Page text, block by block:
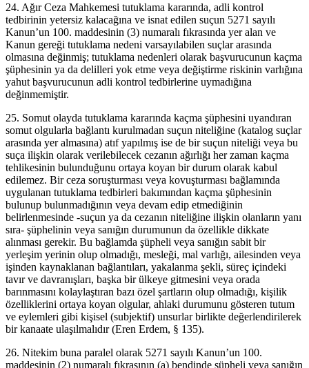
24. Ağır Ceza Mahkemesi tutuklama kararında, adli kontrol
tedbirinin yetersiz kalacağına ve isnat edilen suçun 5271 sayılı
Kanun’un 100. maddesinin (3) numaralı fıkrasında yer alan ve
Kanun gereği tutuklama nedeni varsayılabilen suçlar arasında
olmasına değinmiş; tutuklama nedenleri olarak başvurucunun kaçma
şüphesinin ya da delilleri yok etme veya değiştirme riskinin varlığına
yahut başvurucunun adli kontrol tedbirlerine uymadığına
değinmemiştir.
25. Somut olayda tutuklama kararında kaçma şüphesini uyandıran
somut olgularla bağlantı kurulmadan suçun niteliğine (katalog suçlar
arasında yer almasına) atıf yapılmış ise de bir suçun niteliği veya bu
suça ilişkin olarak verilebilecek cezanın ağırlığı her zaman kaçma
tehlikesinin bulunduğunu ortaya koyan bir durum olarak kabul
edilemez. Bir ceza soruşturması veya kovuşturması bağlamında
uygulanan tutuklama tedbirleri bakımından kaçma şüphesinin
bulunup bulunmadığının veya devam edip etmediğinin
belirlenmesinde -suçun ya da cezanın niteliğine ilişkin olanların yanı
sıra- şüphelinin veya sanığın durumunun da özellikle dikkate
alınması gerekir. Bu bağlamda şüpheli veya sanığın sabit bir
yerleşim yerinin olup olmadığı, mesleği, mal varlığı, ailesinden veya
işinden kaynaklanan bağlantıları, yakalanma şekli, süreç içindeki
tavır ve davranışları, başka bir ülkeye gitmesini veya orada
barınmasını kolaylaştıran bazı özel şartların olup olmadığı, kişilik
özelliklerini ortaya koyan olgular, ahlaki durumunu gösteren tutum
ve eylemleri gibi kişisel (subjektif) unsurlar birlikte değerlendirilerek
bir kanaate ulaşılmalıdır (Eren Erdem, § 135).
26. Nitekim buna paralel olarak 5271 sayılı Kanun’un 100.
maddesinin (2) numaralı fıkrasının (a) bendinde şüpheli veya sanığın